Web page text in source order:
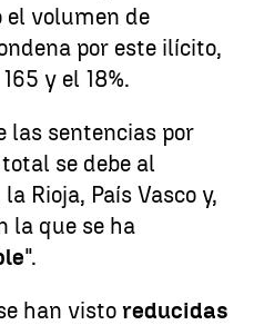
el volumen de
por este ilícito,
y el 18%.
las sentencias por
se debe al
la Rioja, País Vasco y,
la que se ha
".
han vistoreducidas